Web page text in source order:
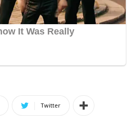
Twitter